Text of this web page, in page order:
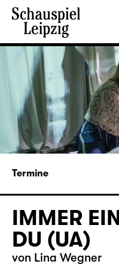
Termine
IMMER
DU (UA)
von Lina Wegner